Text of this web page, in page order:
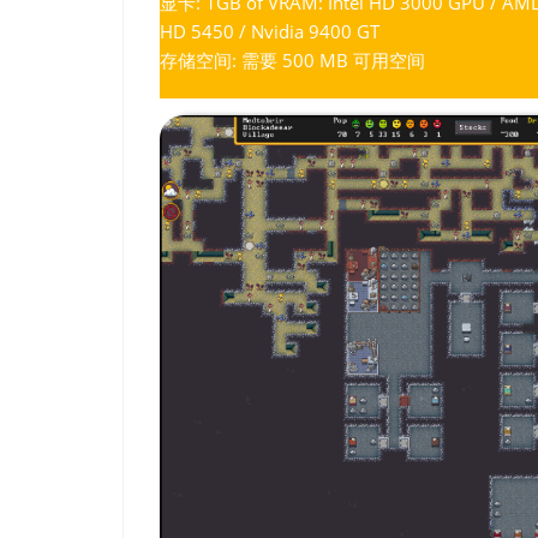
HD 5450 / Nvidia 9400 GT
存储空间: 需要 500 MB 可用空间